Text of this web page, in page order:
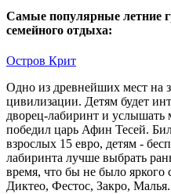
Самые популярные летние
семейного отдыха:
Остров Крит
Одно из древнейших мест на
цивилизации. Детям будет
дворец-лабиринт и услышать
победил царь Афин Тесей.
взрослых 15 евро, детям -
лабиринта лучше выбрать
время, что бы не было яркого
Диктео, Фестос, Закро, Малья.